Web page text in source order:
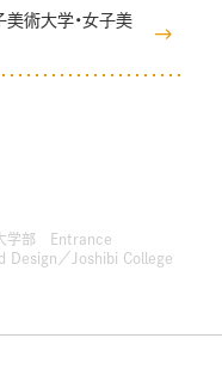
術大学・女子美
学部 Entrance
Design／Joshibi College